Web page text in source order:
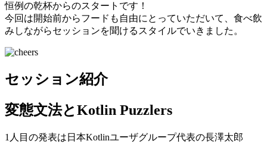
恒例の乾杯からのスタートです！
今回は開始前からフードも自由にとっていただいて、食べ飲
みしながらセッションを聞けるスタイルでいきました。
セッション紹介
変態文法とKotlin Puzzlers
1人目の発表は日本Kotlinユーザグループ代表の長澤太郎